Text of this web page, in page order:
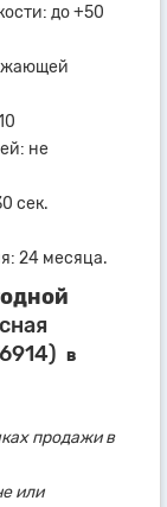
до +50
не
сек.
24 месяца.
в
продажи в
или